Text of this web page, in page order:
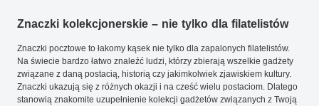
Znaczki kolekcjonerskie – nie tylko dla filatelistów
Znaczki pocztowe to łakomy kąsek nie tylko dla zapalonych filatelistów.
Na świecie bardzo łatwo znaleźć ludzi, którzy zbierają wszelkie gadżety
związane z daną postacią, historią czy jakimkolwiek zjawiskiem kultury.
Znaczki ukazują się z różnych okazji i na cześć wielu postaciom. Dlatego
stanowią znakomite uzupełnienie kolekcji gadżetów związanych z Twoją